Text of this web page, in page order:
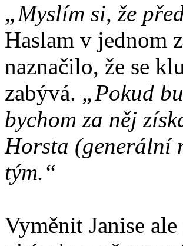
„Myslím si, že
Haslam v jednom
naznačilo, že se
zabývá. „Pokud
bychom za něj
Horsta (generální
tým.“
Vyměnit Janise